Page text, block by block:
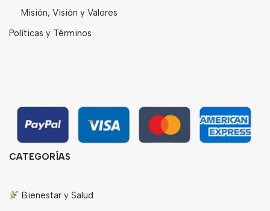
Misión, Visión y Valores
Políticas y Términos
CATEGORÍAS
Bienestar y Salud